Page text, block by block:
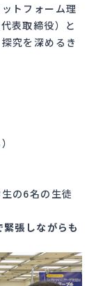
トフォーム理
表取締役）と
究を深めるき
の6名の生徒
張しながらも